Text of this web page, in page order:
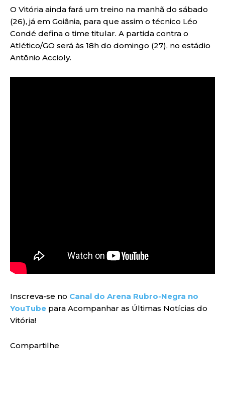
O Vitória ainda fará um treino na manhã do sábado
(26), já em Goiânia, para que assim o técnico Léo
Condé defina o time titular. A partida contra o
Atlético/GO será às 18h do domingo (27), no estádio
Antônio Accioly.
Inscreva-se no Canal do Arena Rubro-Negra no
YouTube para Acompanhar as Últimas Notícias do
Vitória!
Compartilhe